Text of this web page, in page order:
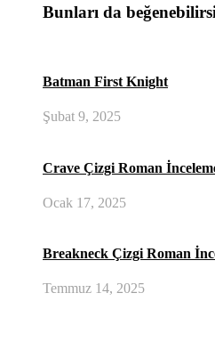
Bunları da
Batman First Knight
Şubat 9, 2025
Crave Çizgi Roman
Ocak 17, 2025
Breakneck Çizgi Roman
Temmuz 14, 2025